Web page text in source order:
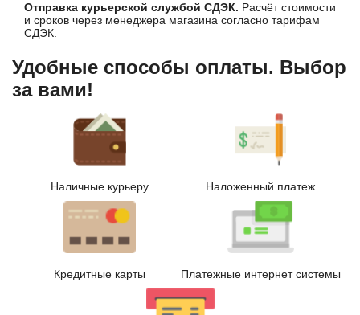
Отправка курьерской службой СДЭК. Расчёт стоимости
и сроков через менеджера магазина согласно тарифам
СДЭК.
Удобные способы оплаты. Выбор
за вами!
Наличные курьеру Наложенный платеж
Кредитные карты Платежные интернет системы